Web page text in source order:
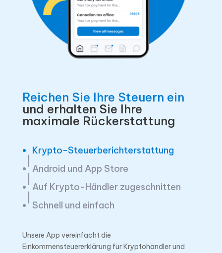
Reichen Sie Ihre Steuern ein
und erhalten Sie Ihre
maximale Rückerstattung
Krypto-Steuerberichterstattung
Android und App Store
Auf Krypto-Händler zugeschnitten
Schnell und einfach
Unsere App vereinfacht die
Einkommensteuererklärung für Kryptohändler und